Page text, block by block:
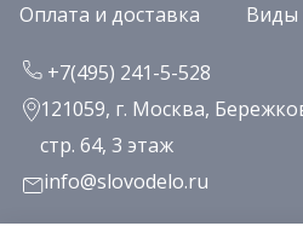
Оплата и доставка
Виды
+7(495) 241-5-528
121059, г. Москва,
стр. 64, 3 этаж
info@slovodelo.ru